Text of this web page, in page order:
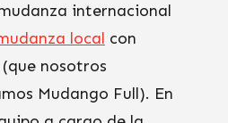
internacional
local con
nosotros
Mudango Full). En